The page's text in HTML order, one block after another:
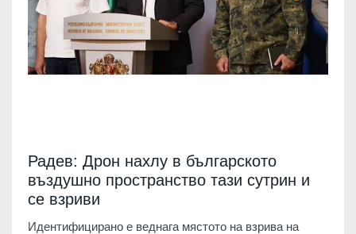
Радев: Дрон нахлу в българското
въздушно пространство тази сутрин и
се взриви
Идентифицирано е веднага мястото на взрива на